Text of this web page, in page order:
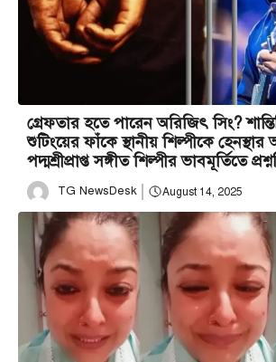
গ্রেফতার হতে পারেন অরিজিৎ সিং?
শুটিংয়ের ফাঁকে স্থানীয় শিল্পীকে
পদ্মশ্রীপ্রাপ্ত সঙ্গীত শিল্পীর ভাবমূর্তিতে
TG NewsDesk August 14, 2025